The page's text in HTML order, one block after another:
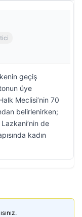
geçiş
üye
Meclisi’nin 70
belirlenirken;
de
kadın